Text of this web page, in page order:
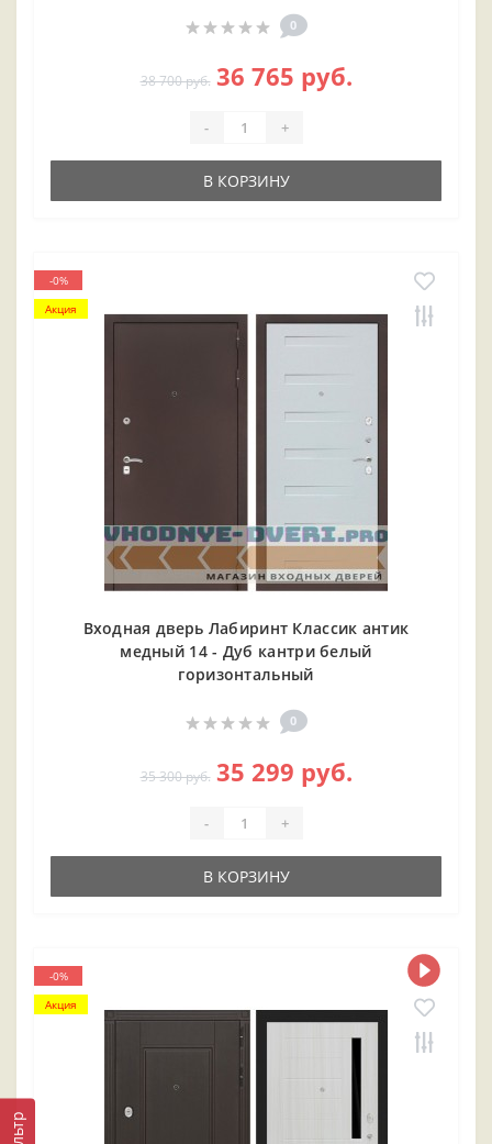
0
38 700 руб. 36 765 руб.
- +
В КОРЗИНУ
-0%
Акция
Входная дверь Лабиринт Классик антик
медный 14 - Дуб кантри белый
горизонтальный
0
35 300 руб. 35 299 руб.
- +
В КОРЗИНУ
-0%
Акция